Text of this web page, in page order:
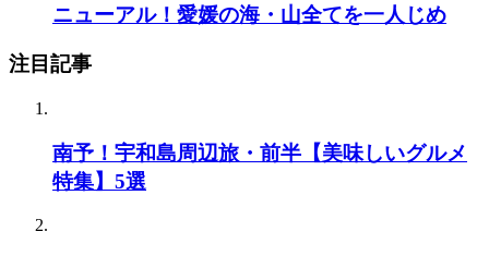
ニューアル！愛媛の海・山全てを一人じめ
注目記事
南予！宇和島周辺旅・前半【美味しいグルメ
特集】5選